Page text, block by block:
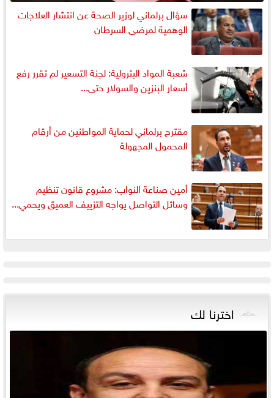
سؤال برلماني لوزير الصحة عن انتشار العلاجات
الوهمية لمرضى السرطان
شعبة المواد البترولية: لجنة التسعير لم تقرر رفع
أسعار البنزين والسولار حتى...
مقترح برلماني لحماية المواطنين من أرقام
المحمول المجهولة
أمين صناعة النواب: مشروع قانون تنظيم
وسائل التواصل يواجه التزييف العميق ويحمي...
اخترنا لك